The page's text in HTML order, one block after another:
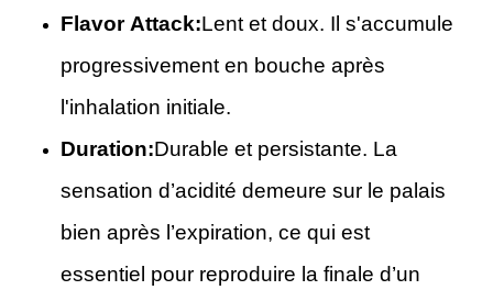
Flavor Attack:Lent et doux. Il s'accumule
progressivement en bouche après
l'inhalation initiale.
Duration:Durable et persistante. La
sensation d’acidité demeure sur le palais
bien après l’expiration, ce qui est
essentiel pour reproduire la finale d’un